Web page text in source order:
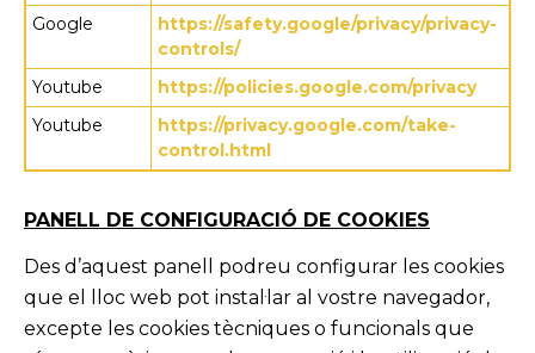
Google
https://safety.google/privacy/privacy-
controls/
Youtube
https://policies.google.com/privacy
Youtube
https://privacy.google.com/take-
control.html
PANELL DE CONFIGURACIÓ DE COOKIES
Des d’aquest panell podreu configurar les cookies
que el lloc web pot instal·lar al vostre navegador,
excepte les cookies tècniques o funcionals que